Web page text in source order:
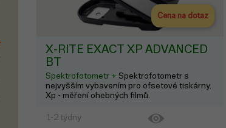
Cena na dotaz
X-RITE EXACT XP ADVANCED
BT
Spektrofotometr + Spektrofotometr s
nejvyšším vybavením pro ofsetové tiskárny.
Xp - měření ohebných filmů.
1-2 týdny